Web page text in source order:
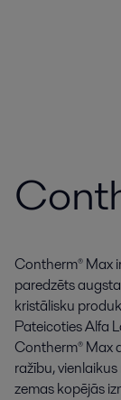
Contherm® Max
paredzēts
kristālisku
Pateicoties Alfa
Contherm® Max
ražību,
zemas kopējās